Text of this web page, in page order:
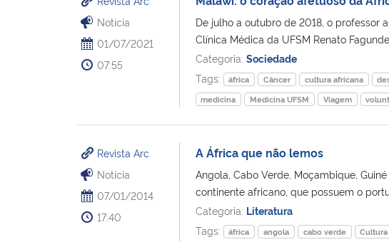
Notícia
01/07/2021
07:55
De julho a outubro de 2018, o professor
Clínica Médica da UFSM Renato
Categoria: Sociedade
Tags:
áfrica Câncer cultura africana
medicina
Medicina UFSM Viagem
Revista Arc
Notícia
07/01/2014
17:40
A África que não lemos
Angola, Cabo Verde, Moçambique,
continente africano, que possuem o
Categoria: Literatura
Tags:
áfrica angola cabo verde Cultura